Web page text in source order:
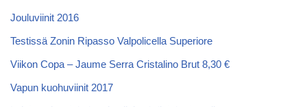
Jouluviinit 2016
Testissä Zonin Ripasso Valpolicella Superiore
Viikon Copa – Jaume Serra Cristalino Brut 8,30 €
Vapun kuohuviinit 2017